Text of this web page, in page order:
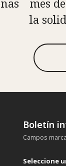
la
Boletín
Campos
Seleccione